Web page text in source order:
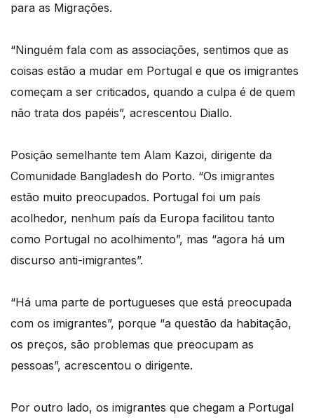
para as Migrações.
“Ninguém fala com as associações, sentimos que as
coisas estão a mudar em Portugal e que os imigrantes
começam a ser criticados, quando a culpa é de quem
não trata dos papéis”, acrescentou Diallo.
Posição semelhante tem Alam Kazoi, dirigente da
Comunidade Bangladesh do Porto. “Os imigrantes
estão muito preocupados. Portugal foi um país
acolhedor, nenhum país da Europa facilitou tanto
como Portugal no acolhimento”, mas “agora há um
discurso anti-imigrantes”.
“Há uma parte de portugueses que está preocupada
com os imigrantes”, porque “a questão da habitação,
os preços, são problemas que preocupam as
pessoas”, acrescentou o dirigente.
Por outro lado, os imigrantes que chegam a Portugal